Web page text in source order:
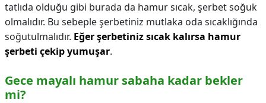
tatlıda olduğu gibi burada da hamur sıcak, şerbet soğuk
olmalıdır. Bu sebeple şerbetiniz mutlaka oda sıcaklığında
soğutulmalıdır. Eğer şerbetiniz sıcak kalırsa hamur
şerbeti çekip yumuşar.
Gece mayalı hamur sabaha kadar bekler
mi?